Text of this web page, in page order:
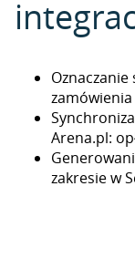
Arena.pl:
zakresie w